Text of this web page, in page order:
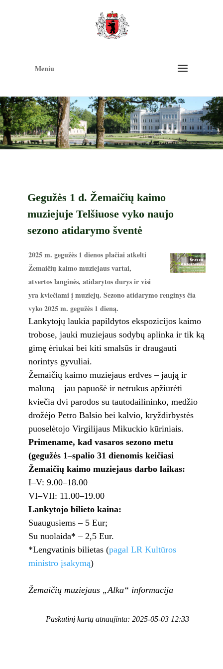
Meniu
Gegužės 1 d. Žemaičių kaimo
muziejuje Telšiuose vyko naujo
sezono atidarymo šventė
2025 m. gegužės 1 dienos plačiai atkelti
Žemaičių kaimo muziejaus vartai,
atvertos langinės, atidarytos durys ir visi
yra kviečiami į muziejų. Sezono atidarymo renginys čia
vyko 2025 m. gegužės 1 dieną.
Lankytojų laukia papildytos ekspozicijos kaimo
trobose, jauki muziejaus sodybų aplinka ir tik ką
gimę ėriukai bei kiti smalsūs ir draugauti
norintys gyvuliai.
Žemaičių kaimo muziejaus erdves – jaują ir
malūną – jau papuošė ir netrukus apžiūrėti
kviečia dvi parodos su tautodailininko, medžio
drožėjo Petro Balsio bei kalvio, kryždirbystės
puoselėtojo Virgilijaus Mikuckio kūriniais.
Primename, kad vasaros sezono metu
(gegužės 1–spalio 31 dienomis keičiasi
Žemaičių kaimo muziejaus darbo laikas:
I–V: 9.00–18.00
VI–VII: 11.00–19.00
Lankytojo bilieto kaina:
Suaugusiems – 5 Eur;
Su nuolaida* – 2,5 Eur.
*Lengvatinis bilietas (pagal LR Kultūros
ministro įsakymą)
Žemaičių muziejaus „Alka“ informacija
Paskutinį kartą atnaujinta: 2025-05-03 12:33